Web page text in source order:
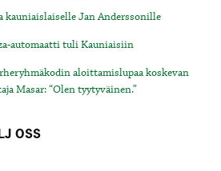
kauniaislaiselle Jan Anderssonille
automaatti tuli Kauniaisiin
aloittamislupaa koskevan
Masar: “Olen tyytyväinen.”
OSS